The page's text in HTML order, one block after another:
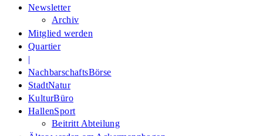
Newsletter
Archiv
Mitglied werden
Quartier
|
NachbarschaftsBörse
StadtNatur
KulturBüro
HallenSport
Beitritt Abteilung